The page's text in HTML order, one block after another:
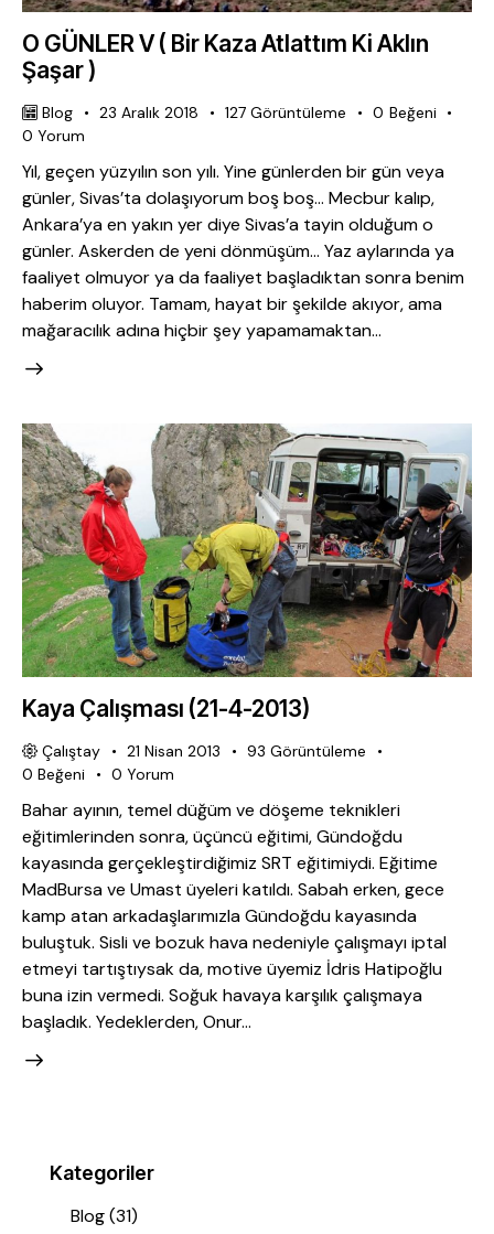
O GÜNLER V ( Bir Kaza Atlattım Ki Aklın
Şaşar )
Blog 23 Aralık 2018 127 Görüntüleme 0 Beğeni
0 Yorum
Yıl, geçen yüzyılın son yılı. Yine günlerden bir gün veya
günler, Sivas’ta dolaşıyorum boş boş… Mecbur kalıp,
Ankara’ya en yakın yer diye Sivas’a tayin olduğum o
günler. Askerden de yeni dönmüşüm... Yaz aylarında ya
faaliyet olmuyor ya da faaliyet başladıktan sonra benim
haberim oluyor. Tamam, hayat bir şekilde akıyor, ama
mağaracılık adına hiçbir şey yapamamaktan…
Kaya Çalışması (21-4-2013)
Çalıştay 21 Nisan 2013 93 Görüntüleme
0 Beğeni 0 Yorum
Bahar ayının, temel düğüm ve döşeme teknikleri
eğitimlerinden sonra, üçüncü eğitimi, Gündoğdu
kayasında gerçekleştirdiğimiz SRT eğitimiydi. Eğitime
MadBursa ve Umast üyeleri katıldı. Sabah erken, gece
kamp atan arkadaşlarımızla Gündoğdu kayasında
buluştuk. Sisli ve bozuk hava nedeniyle çalışmayı iptal
etmeyi tartıştıysak da, motive üyemiz İdris Hatipoğlu
buna izin vermedi. Soğuk havaya karşılık çalışmaya
başladık. Yedeklerden, Onur…
Kategoriler
Blog(31)